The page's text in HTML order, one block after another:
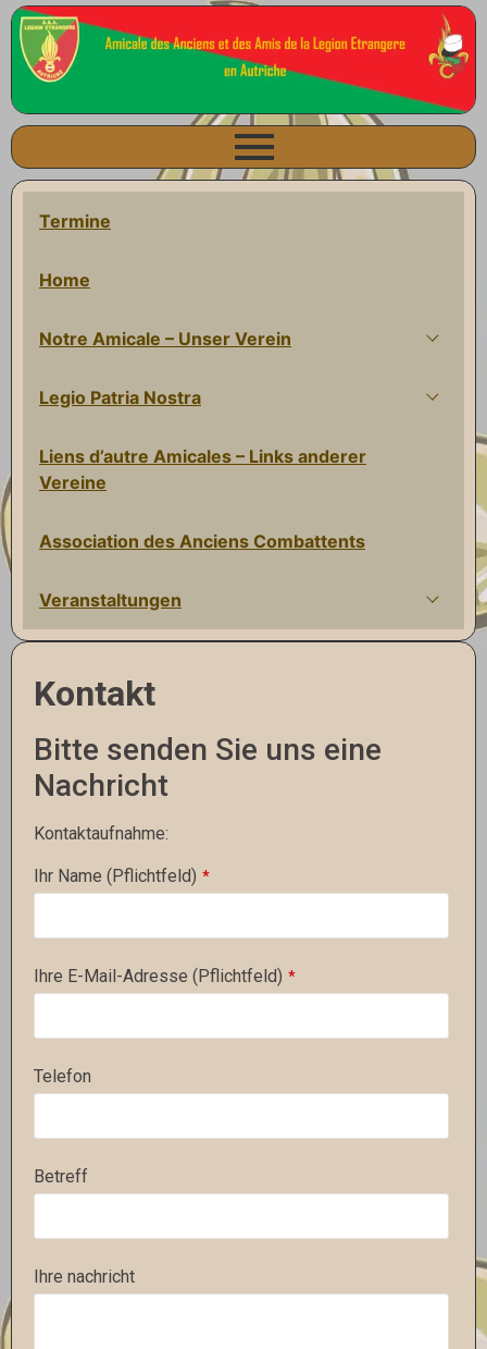
Termine
Home
Notre Amicale – Unser Verein
Legio Patria Nostra
Liens d’autre Amicales – Links anderer
Vereine
Association des Anciens Combattents
Veranstaltungen
Kontakt
Bitte senden Sie uns eine
Nachricht
Kontaktaufnahme:
Ihr Name (Pflichtfeld) *
Your
Website *
Ihre E-Mail-Adresse (Pflichtfeld) *
Telefon
Betreff
Ihre nachricht